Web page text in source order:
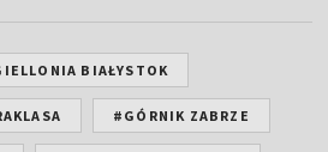
BIAŁYSTOK
#GÓRNIK ZABRZE